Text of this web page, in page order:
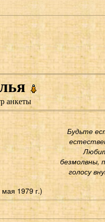
анкеты
Будьте
безмолвны,
голосу
1979 г.)